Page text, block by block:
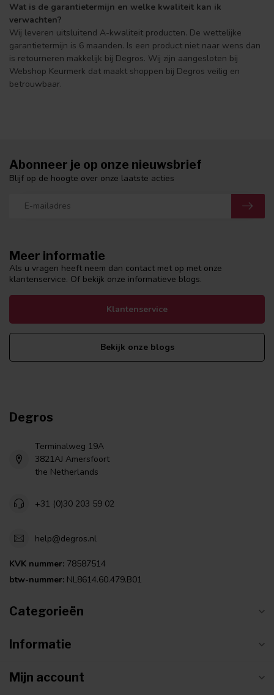
Wat is de garantietermijn en welke kwaliteit kan ik
verwachten?
Wij leveren uitsluitend A-kwaliteit producten. De wettelijke
garantietermijn is 6 maanden. Is een product niet naar wens dan
is retourneren makkelijk bij Degros. Wij zijn aangesloten bij
Webshop Keurmerk dat maakt shoppen bij Degros veilig en
betrouwbaar.
Meer informatie
Als u vragen heeft neem dan contact met op met onze
klantenservice. Of bekijk onze informatieve blogs.
Klantenservice
Bekijk onze blogs
Abonneer je op onze nieuwsbrief
Blijf op de hoogte over onze laatste acties
Degros
Terminalweg 19A
3821AJ Amersfoort
the Netherlands
+31 (0)30 203 59 02
help@degros.nl
KVK nummer: 78587514
btw-nummer: NL8614.60.479.B01
Categorieën
Informatie
Mijn account